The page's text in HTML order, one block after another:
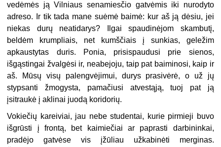
vedėmės ją Vilniaus senamiesčio gatvėmis iki nurodyto
adreso. Ir tik tada mane suėmė baimė: kur aš ją dėsiu, jei
niekas durų neatidarys? Ilgai spaudinėjom skambutį,
beldėm krumpliais, net kumščiais į sunkias, geležim
apkaustytas duris. Ponia, prisispaudusi prie sienos,
išgąstingai žvalgėsi ir, neabejoju, taip pat baiminosi, kaip ir
aš. Mūsų visų palengvėjimui, durys prasivėrė, o už jų
stypsanti žmogysta, pamačiusi atvestąją, tuoj pat ją
įsitraukė į aklinai juodą koridorių.
Vokiečių kareiviai, jau nebe studentai, kurie pirmieji buvo
išgrūsti į frontą, bet kaimiečiai ar paprasti darbininkai,
pradėjo gatvėse vis įžūliau užkabinėti merginas.